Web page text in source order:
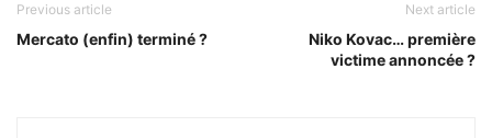
Previous article
Mercato (enfin) terminé ?
Next article
Niko Kovac… première
victime annoncée ?